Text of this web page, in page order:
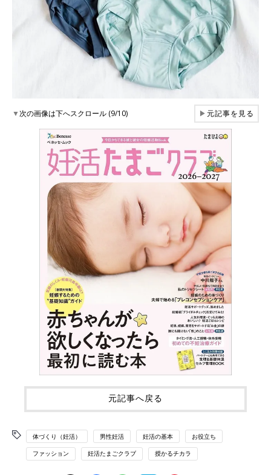
▼次の画像は下へスクロール (9/10) ▶元記事を見る
元記事へ戻る
体づくり（妊活） 男性妊活 妊活の基本 お役立ち
ファッション 妊活たまごクラブ 授かるチカラ